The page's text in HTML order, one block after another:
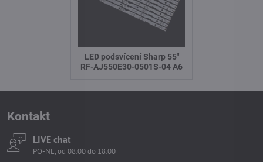
LED podsvícení Sharp 55"
RF-AJ550E30-0501S-04 A6
Kontakt
LIVE chat
PO-NE, od 08:00 do 18:00